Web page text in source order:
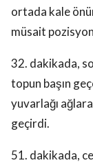
ortada kale
müsait
32. dakikada,
topun başın
yuvarlağı
geçirdi.
51. dakikada,